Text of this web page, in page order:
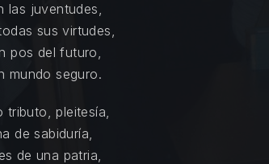
las juventudes,
sus virtudes,
pos del futuro,
mundo seguro.
tributo, pleitesía,
de sabiduría,
de una patria,